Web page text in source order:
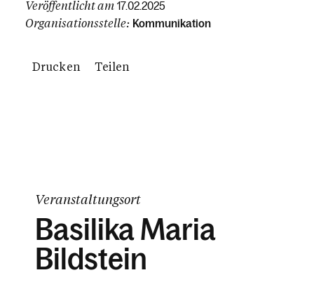
Veröffentlicht am 17.02.2025
Organisationsstelle: Kommunikation
Drucken Teilen
Veranstaltungsort
Basilika Maria
Bildstein